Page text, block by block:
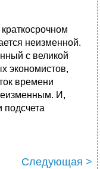
неизменной.
с великой
экономистов,
времени
И,
подсчета
Следующая >